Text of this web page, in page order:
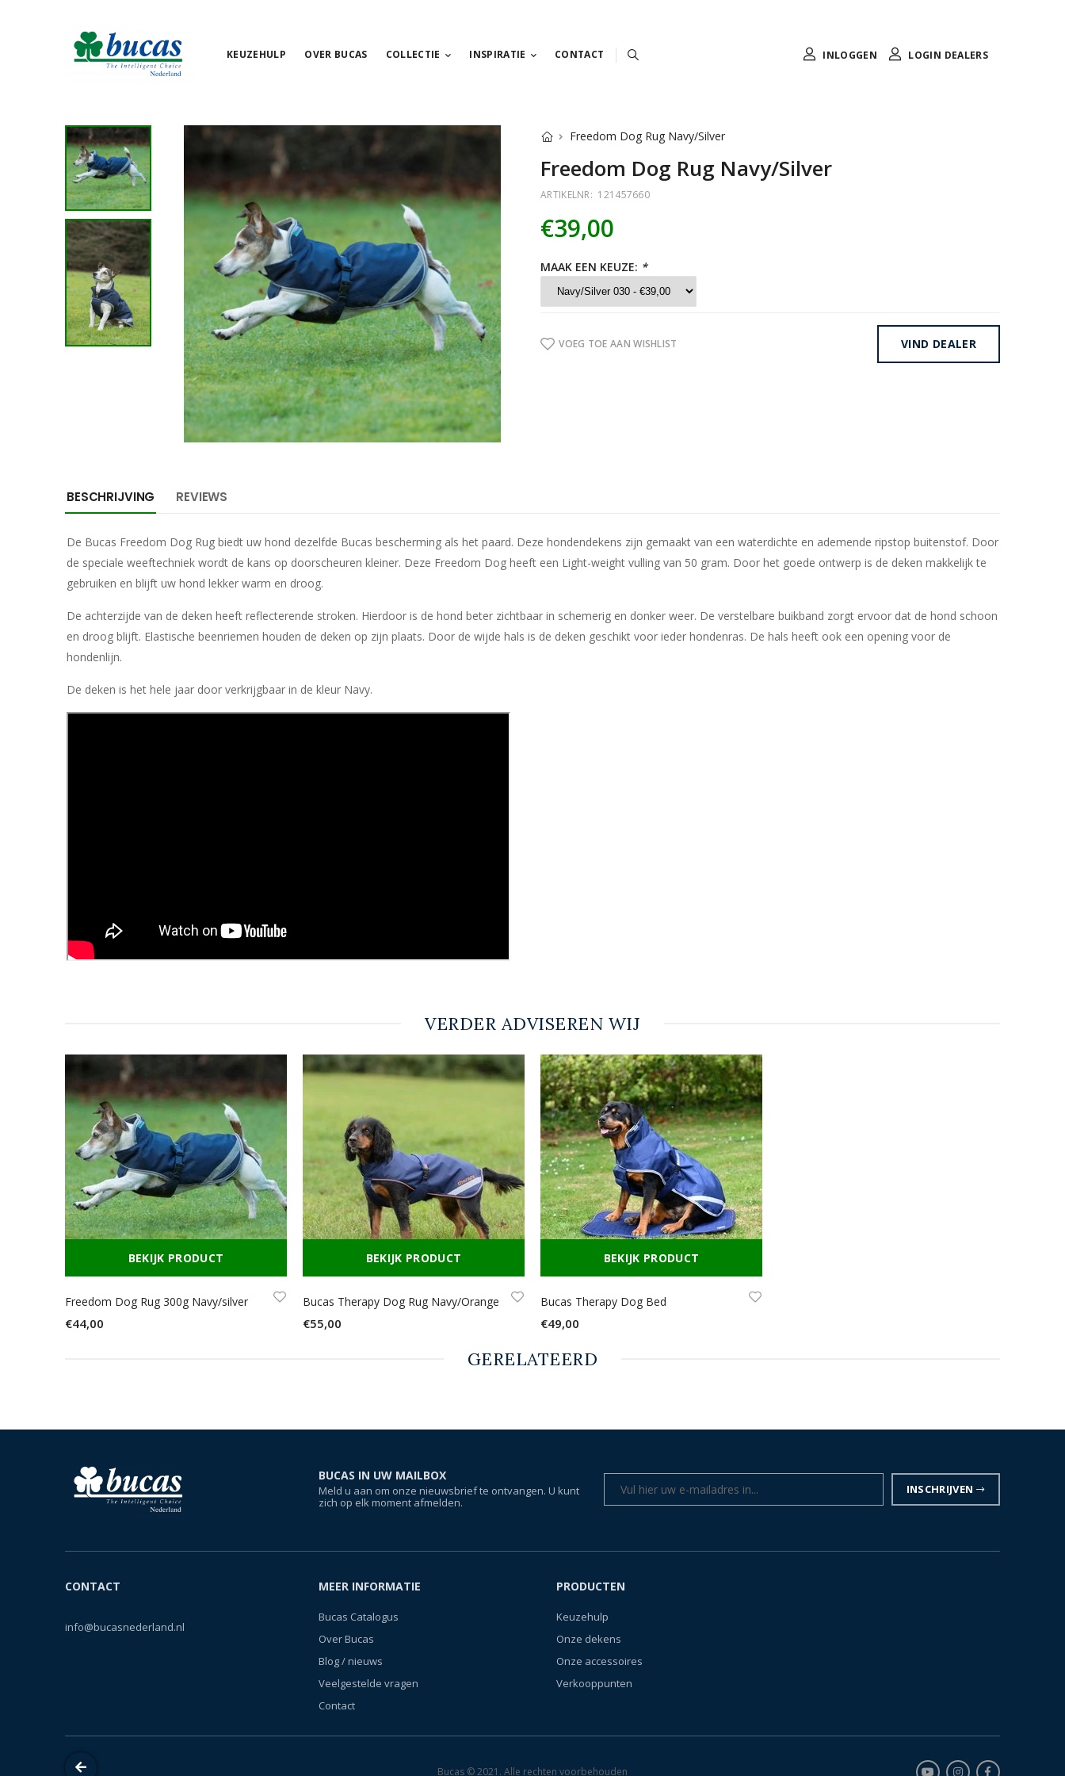
KEUZEHULP OVER BUCAS COLLECTIE INSPIRATIE CONTACT INLOGGEN LOGIN DEALERS
Freedom Dog Rug Navy/Silver
Freedom Dog Rug Navy/Silver
ARTIKELNR: 121457660
€39,00
MAAK EEN KEUZE: *
VOEG TOE AAN WISHLIST VIND DEALER
BESCHRIJVING REVIEWS
De Bucas Freedom Dog Rug biedt uw hond dezelfde Bucas bescherming als het paard. Deze hondendekens zijn gemaakt van een waterdichte en ademende ripstop buitenstof. Door
de speciale weeftechniek wordt de kans op doorscheuren kleiner. Deze Freedom Dog heeft een Light-weight vulling van 50 gram. Door het goede ontwerp is de deken makkelijk te
gebruiken en blijft uw hond lekker warm en droog.
De achterzijde van de deken heeft reflecterende stroken. Hierdoor is de hond beter zichtbaar in schemerig en donker weer. De verstelbare buikband zorgt ervoor dat de hond schoon
en droog blijft. Elastische beenriemen houden de deken op zijn plaats. Door de wijde hals is de deken geschikt voor ieder hondenras. De hals heeft ook een opening voor de
hondenlijn.
De deken is het hele jaar door verkrijgbaar in de kleur Navy.
VERDER ADVISEREN WIJ
BEKIJK PRODUCT
Freedom Dog Rug 300g Navy/silver
€44,00
BEKIJK PRODUCT
Bucas Therapy Dog Rug Navy/Orange
€55,00
BEKIJK PRODUCT
Bucas Therapy Dog Bed
€49,00
GERELATEERD
BUCAS IN UW MAILBOX
Meld u aan om onze nieuwsbrief te ontvangen. U kunt
zich op elk moment afmelden.
INSCHRIJVEN
CONTACT
info@bucasnederland.nl
MEER INFORMATIE
Bucas Catalogus
Over Bucas
Blog / nieuws
Veelgestelde vragen
Contact
PRODUCTEN
Keuzehulp
Onze dekens
Onze accessoires
Verkooppunten
Bucas © 2021. Alle rechten voorbehouden